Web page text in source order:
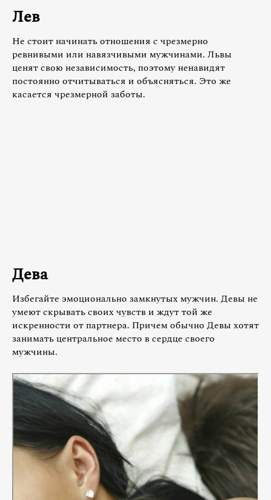
Лев
Не стоит начинать отношения с чрезмерно
ревнивыми или навязчивыми мужчинами. Львы
ценят свою независимость, поэтому ненавидят
постоянно отчитываться и объясняться. Это же
касается чрезмерной заботы.
Дева
Избегайте эмоционально замкнутых мужчин. Девы не
умеют скрывать своих чувств и ждут той же
искренности от партнера. Причем обычно Девы хотят
занимать центральное место в сердце своего
мужчины.